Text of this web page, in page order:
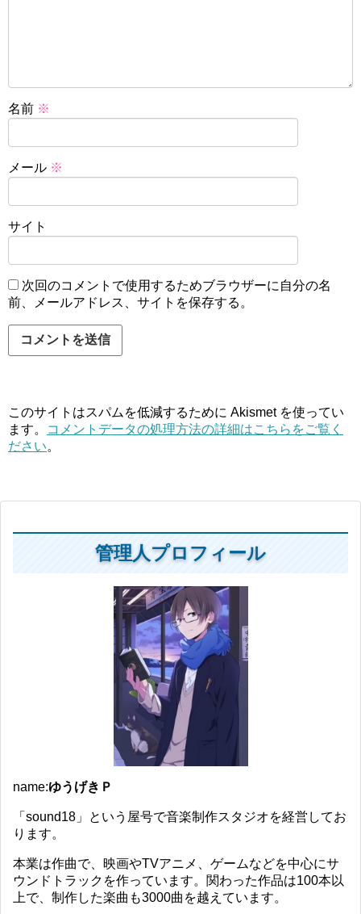
名前 ※
メール ※
サイト
次回のコメントで使用するためブラウザーに自分の名
前、メールアドレス、サイトを保存する。
このサイトはスパムを低減するために Akismet を使ってい
ます。
コメントデータの処理方法の詳細はこちらをご覧く
ださい。
管理人プロフィール
name:ゆうげきＰ
「sound18」という屋号で音楽制作スタジオを経営してお
ります。
本業は作曲で、映画やTVアニメ、ゲームなどを中心にサ
ウンドトラックを作っています。関わった作品は100本以
上で、制作した楽曲も3000曲を越えています。